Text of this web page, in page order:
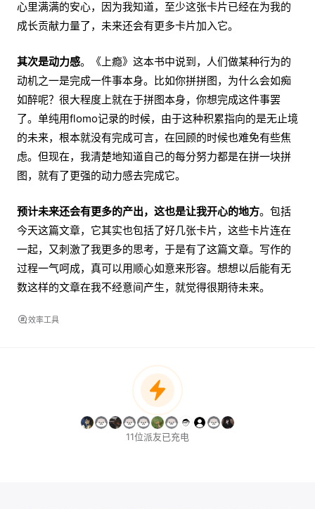
心里满满的安心，因为我知道，至少这张卡片已经在为我的
成长贡献力量了，未来还会有更多卡片加入它。
其次是动力感。《上瘾》这本书中说到，人们做某种行为的
动机之一是完成一件事本身。比如你拼拼图，为什么会如痴
如醉呢？很大程度上就在于拼图本身，你想完成这件事罢
了。单纯用flomo记录的时候，由于这种积累指向的是无止境
的未来，根本就没有完成可言，在回顾的时候也难免有些焦
虑。但现在，我清楚地知道自己的每分努力都是在拼一块拼
图，就有了更强的动力感去完成它。
预计未来还会有更多的产出，这也是让我开心的地方。包括
今天这篇文章，它其实也包括了好几张卡片，这些卡片连在
一起，又刺激了我更多的思考，于是有了这篇文章。写作的
过程一气呵成，真可以用顺心如意来形容。想想以后能有无
数这样的文章在我不经意间产生，就觉得很期待未来。
效率工具
11位派友已充电